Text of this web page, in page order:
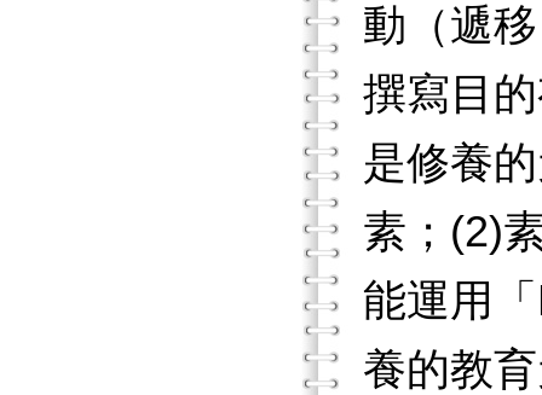
動（遞
撰寫目
是修養
素；(2)
能運用
養的教